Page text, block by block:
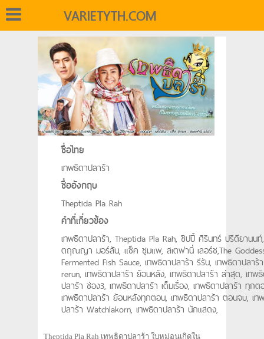
VARIETYTH.COM
ชื่อไทย
เทพธิดาปลาร้า
ชื่ออังกฤษ
Theptida Pla Rah
คำที่เกี่ยวข้อง
เทพธิดาปลาร้า, Theptida Pla Rah, ชิปปี้ ศิรินทร์ ปรีดียานนท์,
ตฤณญา มอร์สัน, แซ็ค ชุมแพ, สเตฟานี่ เลอร์ช,The
Fermented Fish Sauce, เทพธิดาปลาร้า รีรัน, เทพธิดาปลาร้า
rerun, เทพธิดาปลาร้า ย้อนหลัง, เทพธิดาปลาร้า ล่าสุด, เทพ
ปลาร้า ช่อง3, เทพธิดาปลาร้า เต็มเรื่อง, เทพธิดาปลาร้า ทุกต
เทพธิดาปลาร้า ย้อนหลังทุกตอน, เทพธิดาปลาร้า ตอนจบ, เท
ปลาร้า Watchlakorn, เทพธิดาปลาร้า นักแสดง,
Theptida Pla Rah เทพธิดาปลาร้า ใบหม่อนเกิดใน